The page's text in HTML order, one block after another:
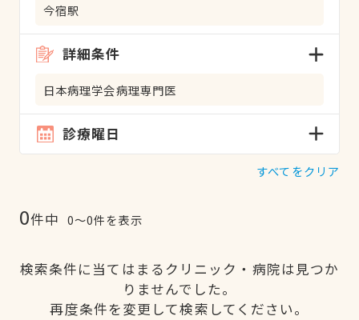
今宿駅
詳細条件
日本病理学会病理専門医
診療曜日
すべてをクリア
0件中 0〜0件を表示
検索条件に当てはまるクリニック・病院は見つか
りませんでした。
再度条件を変更して検索してください。